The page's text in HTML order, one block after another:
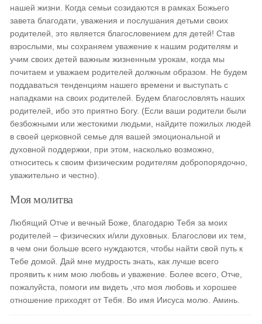
нашей жизни. Когда семьи созидаются в рамках Божьего
завета благодати, уважения и послушания детьми своих
родителей, это является благословением для детей! Став
взрослыми, мы сохраняем уважение к нашим родителям и
учим своих детей важным жизненным урокам, когда мы
почитаем и уважаем родителей должным образом. Не будем
поддаваться тенденциям нашего времени и выступать с
нападками на своих родителей. Будем благословлять наших
родителей, ибо это приятно Богу. (Если ваши родители были
безбожными или жестокими людьми, найдите пожилых людей
в своей церковной семье для вашей эмоциональной и
духовной поддержки, при этом, насколько возможно,
относитесь к своим физическим родителям добропорядочно,
уважительно и честно).
Моя молитва
Любящий Отче и вечный Боже, благодарю Тебя за моих
родителей – физических и/или духовных. Благослови их тем,
в чем они больше всего нуждаются, чтобы найти свой путь к
Тебе домой. Дай мне мудрость знать, как лучше всего
проявить к ним мою любовь и уважение. Более всего, Отче,
пожалуйста, помоги им видеть ,что моя любовь и хорошее
отношение приходят от Тебя. Во имя Иисуса молю. Аминь.